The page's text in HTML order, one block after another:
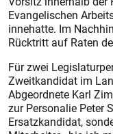
Evangelischen
innehatte. Im
Rücktritt auf Raten
Für zwei
Zweitkandidat im
Abgeordnete Karl
zur Personalie Peter
Ersatzkandidat,